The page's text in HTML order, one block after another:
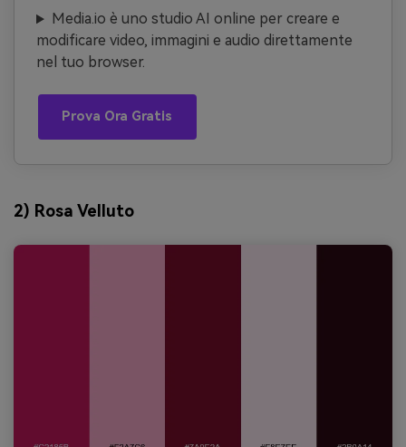
Media.io è uno studio AI online per creare e
modificare video, immagini e audio direttamente
nel tuo browser.
Prova Ora Gratis
2) Rosa Velluto